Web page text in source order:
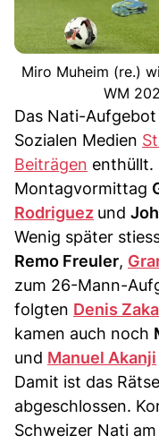
Miro Muheim (re.)
WM
Das Nati-
Sozialen Medien
Beiträgen enthüllt.
Montagvormittag
Rodriguez und
Wenig später
Remo Freuler,
zum 26-Mann-
folgten Denis
kamen auch noch
und Manuel Akanji
Damit ist das
abgeschlossen.
Schweizer Nati